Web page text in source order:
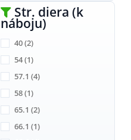
Str. diera (k
náboju)
40(2)
54(1)
57.1 (4)
58(1)
65.1 (2)
66.1 (1)